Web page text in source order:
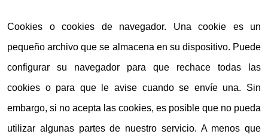
Cookies o cookies de navegador. Una cookie es un
pequeño archivo que se almacena en su dispositivo. Puede
configurar su navegador para que rechace todas las
cookies o para que le avise cuando se envíe una. Sin
embargo, si no acepta las cookies, es posible que no pueda
utilizar algunas partes de nuestro servicio. A menos que